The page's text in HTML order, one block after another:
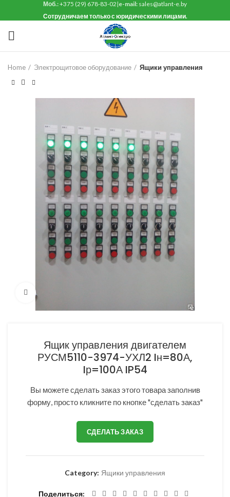
Моб.:+375 (29) 678-83-02 |e-mail: sales@atlant-e.by
Сотрудничаем только с юридическими лицами.
Home Электрощитовое оборудование Ящики управления
Нажмите, чтобы увеличить
Ящик управления двигателем
РУСМ5110-3974-УХЛ2 Iн=80А,
Iр=100А IP54
Вы можете сделать заказ этого товара заполнив
форму, просто кликните по кнопке "сделать заказ"
СДЕЛАТЬ ЗАКАЗ
Category: Ящики управления
Поделиться